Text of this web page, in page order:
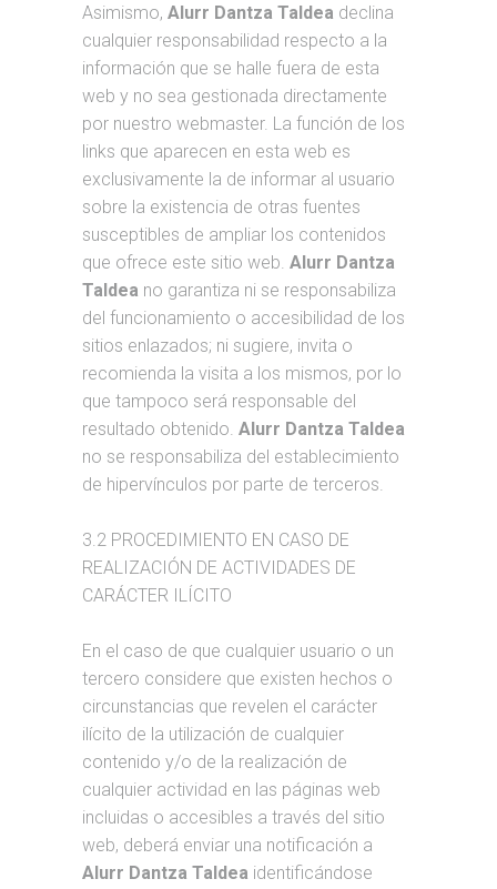
Asimismo, Alurr Dantza Taldea declina
cualquier responsabilidad respecto a la
información que se halle fuera de esta
web y no sea gestionada directamente
por nuestro webmaster. La función de los
links que aparecen en esta web es
exclusivamente la de informar al usuario
sobre la existencia de otras fuentes
susceptibles de ampliar los contenidos
que ofrece este sitio web. Alurr Dantza
Taldea no garantiza ni se responsabiliza
del funcionamiento o accesibilidad de los
sitios enlazados; ni sugiere, invita o
recomienda la visita a los mismos, por lo
que tampoco será responsable del
resultado obtenido. Alurr Dantza Taldea
no se responsabiliza del establecimiento
de hipervínculos por parte de terceros.
3.2 PROCEDIMIENTO EN CASO DE
REALIZACIÓN DE ACTIVIDADES DE
CARÁCTER ILÍCITO
En el caso de que cualquier usuario o un
tercero considere que existen hechos o
circunstancias que revelen el carácter
ilícito de la utilización de cualquier
contenido y/o de la realización de
cualquier actividad en las páginas web
incluidas o accesibles a través del sitio
web, deberá enviar una notificación a
Alurr Dantza Taldea identificándose